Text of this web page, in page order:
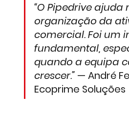
“O Pipedrive ajuda
organização da
comercial. Foi um
fundamental,
quando a equipa
crescer.” — André
Ecoprime Soluções